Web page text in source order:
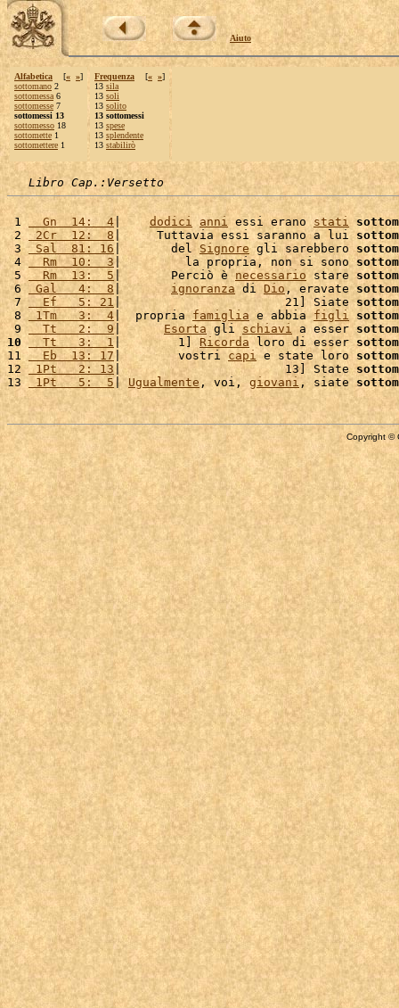
Aiuto
Alfabetica [« »]
sottomano 2
sottomessa 6
sottomesse 7
sottomessi 13
sottomesso 18
sottomette 1
sottomettere 1
Frequenza [« »]
13 sila
13 soli
13 solito
13 sottomessi
13 spese
13 splendente
13 stabilirò
Libro Cap.:Versetto
1
  Gn  14:  4
| dodici anni essi erano stati
2 2Cr  12:  8 |     Tuttavia essi saranno a lui
3 Sal  81: 16 |       del Signore gli sarebbero
4
  Rm  10:  3
|         la propria, non si sono
5
  Rm  13:  5
|       Perciò è necessario stare
6 Gal   4:  8 | ignoranza di Dio, eravate
7
  Ef   5: 21
|                       21] Siate
8 1Tm   3:  4|  propria famiglia e abbia figli
9
  Tt   2:  9
| Esorta gli schiavi a esser
10
  Tt   3:  1
|        1] Ricorda loro di esser
11
  Eb  13: 17
|        vostri capi e state loro
12
1Pt   2: 13 |                       13] State
13
1Pt   5:  5| Ugualmente , voi, giovani, siate
Copyright ©